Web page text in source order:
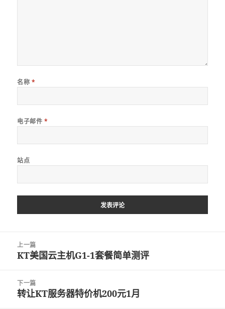
名称 *
电子邮件 *
站点
上一篇
上
文
章：
KT美国云主机G1-1套餐简单测评
下一篇
下
转让KT服务器特价机200元1月